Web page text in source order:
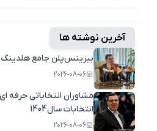
آخرین نوشته ها
بیزینس‌پلن جامع هلدینگ
2026-08-06
مشاوران انتخاباتی حرفه ای
انتخابات سال1404
2026-08-06